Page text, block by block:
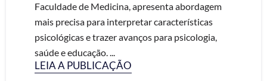
Faculdade de Medicina, apresenta abordagem
mais precisa para interpretar características
psicológicas e trazer avanços para psicologia,
saúde e educação. ...
LEIA A PUBLICAÇÃO